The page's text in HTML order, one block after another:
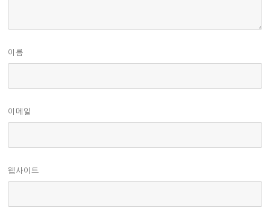
이름
이메일
웹사이트